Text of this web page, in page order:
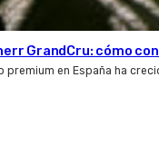
GrandCru: cómo
premium en España ha